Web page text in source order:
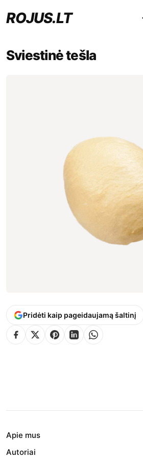
ROJUS.LT
Sviestinė tešla
Pridėti kaip pageidaujamą šaltinį
Apie mus
Autoriai